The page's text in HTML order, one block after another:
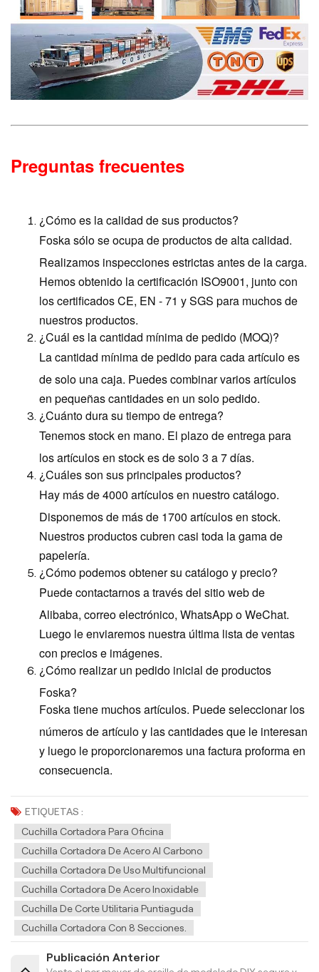
Preguntas frecuentes
¿Cómo es la calidad de sus productos?
Foska sólo se ocupa de productos de alta calidad.
Realizamos inspecciones estrictas antes de la carga.
Hemos obtenido la certificación ISO9001, junto con
los certificados CE, EN - 71 y SGS para muchos de
nuestros productos.
¿Cuál es la cantidad mínima de pedido (MOQ)?
La cantidad mínima de pedido para cada artículo es
de solo una caja. Puedes combinar varios artículos
en pequeñas cantidades en un solo pedido.
¿Cuánto dura su tiempo de entrega?
Tenemos stock en mano. El plazo de entrega para
los artículos en stock es de solo 3 a 7 días.
¿Cuáles son sus principales productos?
Hay más de 4000 artículos en nuestro catálogo.
Disponemos de más de 1700 artículos en stock.
Nuestros productos cubren casi toda la gama de
papelería.
¿Cómo podemos obtener su catálogo y precio?
Puede contactarnos a través del sitio web de
Alibaba, correo electrónico, WhatsApp o WeChat.
Luego le enviaremos nuestra última lista de ventas
con precios e imágenes.
¿Cómo realizar un pedido inicial de productos
Foska?
Foska tiene muchos artículos. Puede seleccionar los
números de artículo y las cantidades que le interesan
y luego le proporcionaremos una factura proforma en
consecuencia.
ETIQUETAS :
Cuchilla Cortadora Para Oficina
Cuchilla Cortadora De Acero Al Carbono
Cuchilla Cortadora De Uso Multifuncional
Cuchilla Cortadora De Acero Inoxidable
Cuchilla De Corte Utilitaria Puntiaguda
Cuchilla Cortadora Con 8 Secciones.
Publicación Anterior